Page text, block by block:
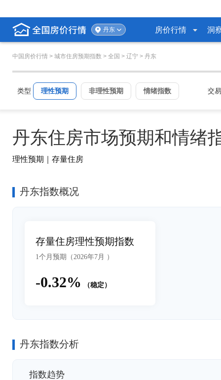
丹东 房价行情 洞
中国房价行情 > 城市住房预期指数 > 全国 > 辽宁 > 丹东
类型 理性预期 非理性预期 情绪指数 交
丹东住房市场预期和情绪
理性预期｜存量住房
丹东指数概况
存量住房理性预期指数
1个月预期（2026年7月 ）
-0.32% （稳定）
丹东指数分析
指数趋势